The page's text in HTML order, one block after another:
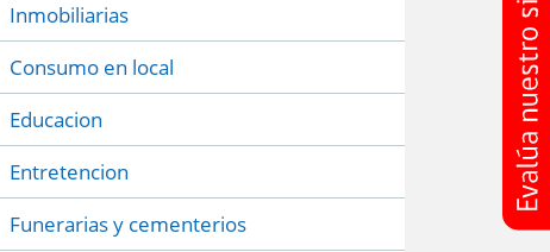
Inmobiliarias
Consumo en local
Educacion
Entretencion
Funerarias y cementerios